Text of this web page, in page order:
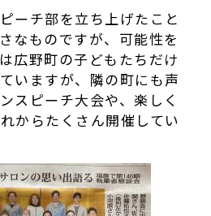
ーチ部を立ち上げたこと
なものですが、可能性を
広野町の子どもたちだけ
いますが、隣の町にも声
スピーチ大会や、楽しく
からたくさん開催してい